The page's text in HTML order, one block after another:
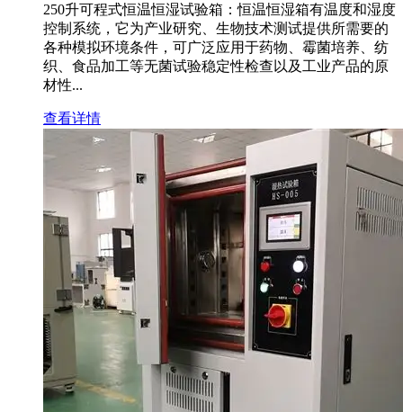
250升可程式恒温恒湿试验箱：恒温恒湿箱有温度和湿度
控制系统，它为产业研究、生物技术测试提供所需要的
各种模拟环境条件，可广泛应用于药物、霉菌培养、纺
织、食品加工等无菌试验稳定性检查以及工业产品的原
材性...
查看详情